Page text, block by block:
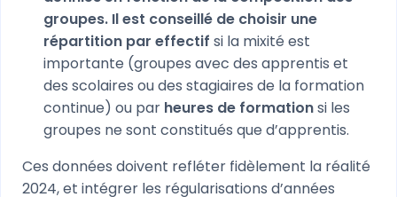
groupes. Il est conseillé de choisir une
répartition par effectif si la mixité est
importante (groupes avec des apprentis et
des scolaires ou des stagiaires de la formation
continue) ou par heures de formationsi les
groupes ne sont constitués que d’apprentis.
Ces données doivent refléter fidèlement la réalité
2024, et intégrer les régularisations d’années